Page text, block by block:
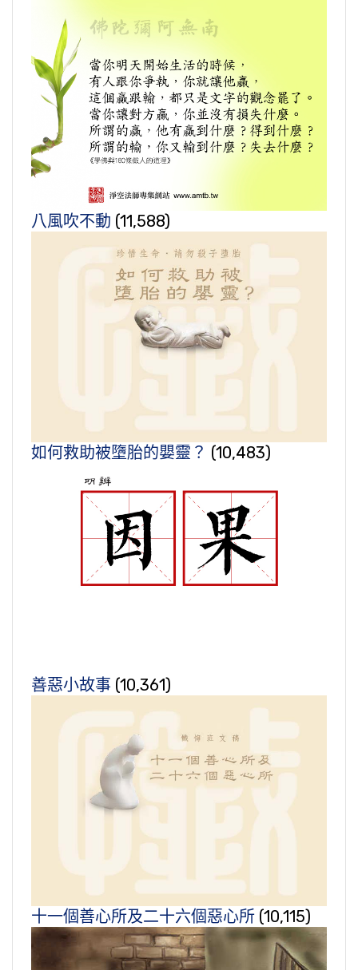
八風吹不動 (11,588)
如何救助被墮胎的嬰靈？ (10,483)
善惡小故事 (10,361)
十一個善心所及二十六個惡心所 (10,115)